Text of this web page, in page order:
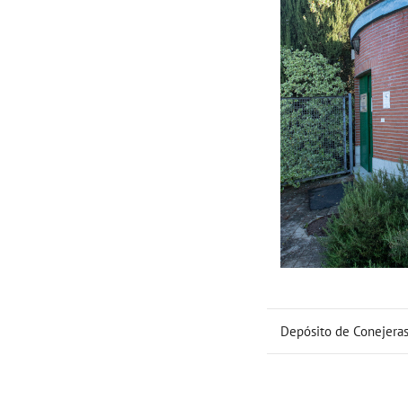
Depósito de